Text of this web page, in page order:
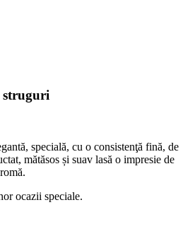
struguri
specială, cu o consistenţă fină, de
mătăsos și suav lasă o impresie de
ocazii speciale.